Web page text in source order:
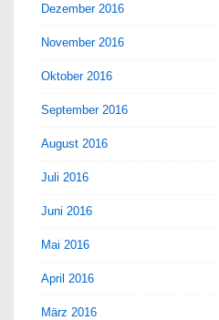
Dezember 2016
November 2016
Oktober 2016
September 2016
August 2016
Juli 2016
Juni 2016
Mai 2016
April 2016
März 2016